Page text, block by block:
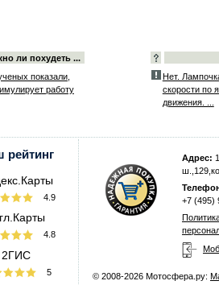
ли похудеть ...
показали,
работу
Нет.
скорости по
движения. ...
рейтинг
4.9
4.8
2ГИС
5
Адрес:
+7 (495)
© 2008-2026 Мотосфера.ру: